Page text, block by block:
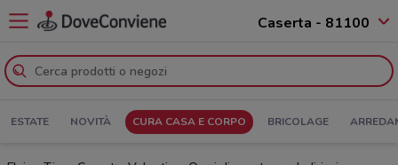
Caserta - 81100
ESTATE NOVITÀ CURA CASA E CORPO BRICOLAGE